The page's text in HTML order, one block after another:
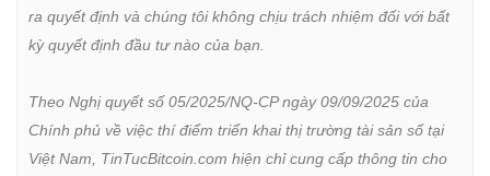
ra quyết định và chúng tôi không chịu trách nhiệm đối với bất
kỳ quyết định đầu tư nào của bạn.
Theo Nghị quyết số 05/2025/NQ-CP ngày 09/09/2025 của
Chính phủ về việc thí điểm triển khai thị trường tài sản số tại
Việt Nam, TinTucBitcoin.com hiện chỉ cung cấp thông tin cho